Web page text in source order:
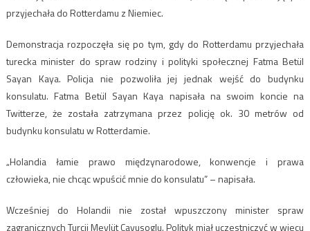
przyjechała do Rotterdamu z Niemiec.
Demonstracja rozpoczęła się po tym, gdy do Rotterdamu przyjechała
turecka minister do spraw rodziny i polityki społecznej Fatma Betül
Sayan Kaya. Policja nie pozwoliła jej jednak wejść do budynku
konsulatu. Fatma Betül Sayan Kaya napisała na swoim koncie na
Twitterze, że została zatrzymana przez policję ok. 30 metrów od
budynku konsulatu w Rotterdamie.
„Holandia łamie prawo międzynarodowe, konwencje i prawa
człowieka, nie chcąc wpuścić mnie do konsulatu” – napisała.
Wcześniej do Holandii nie został wpuszczony minister spraw
zagranicznych Turcji Mevlüt Cavusoglu. Polityk miał uczestniczyć w wiecu